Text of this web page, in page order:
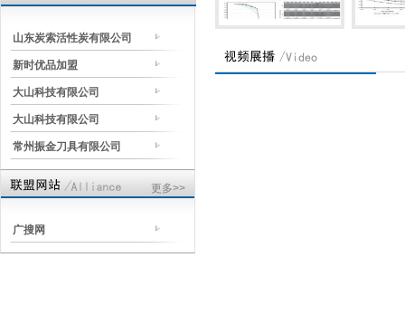
山东炭索活性炭有限公司
新时优品加盟
大山科技有限公司
大山科技有限公司
常州振金刀具有限公司
更多>>
广搜网